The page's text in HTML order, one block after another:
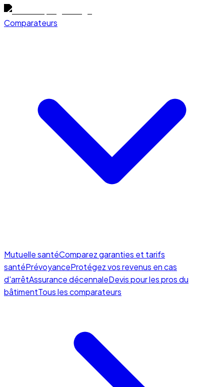
Comparateurs
Mutuelle santéComparez garanties et tarifs
santéPrévoyanceProtégez vos revenus en cas
d'arrêtAssurance décennaleDevis pour les pros du
bâtimentTous les comparateurs